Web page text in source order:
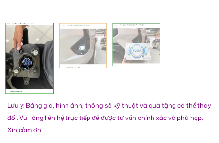
Lưu ý: Bảng giá, hình ảnh, thông số kỹ thuật và quà tặng có thể thay
đổi. Vui lòng liên hệ trực tiếp để được tư vấn chính xác và phù hợp.
Xin cảm ơn